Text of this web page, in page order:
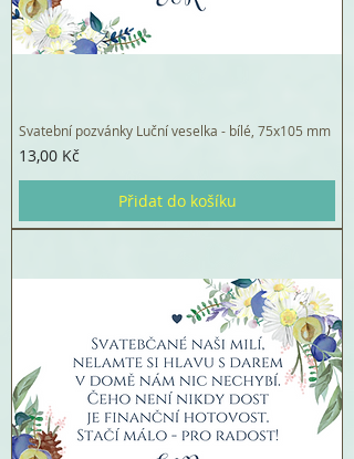
Svatební pozvánky Luční veselka - bílé, 75x105 mm
Cena
13,00 Kč
Přidat do košíku